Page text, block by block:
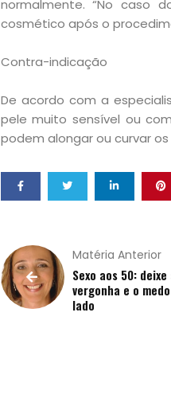
Filhos
Notícias
Opinião
Pets
Receitas
e
Qualidade
normalmente. “No caso
cosmético após o
Contra-indicação
De acordo com a
pele muito sensível ou
podem alongar ou curvar os
Matéria Anterior
Sexo aos 50: deixe
vergonha e o
lado